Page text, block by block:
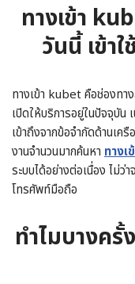
ทางเข้า
วันนี้ เข้า
ทางเข้า kubet คือช่องทา
เปิดให้บริการอยู่ในปัจจุบัน
เข้าถึงจากข้อจำกัดด้านเค
งานจำนวนมากค้นหา ทาง
ระบบได้อย่างต่อเนื่อง ไม่ว่
โทรศัพท์มือถือ
ทำไมบางครั้